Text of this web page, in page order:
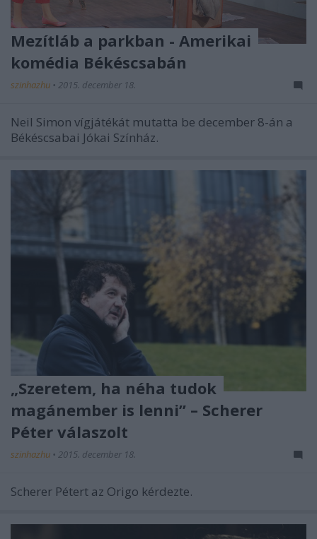
Mezítláb a parkban - Amerikai
komédia Békéscsabán
szinhazhu • 2015. december 18.
Neil Simon vígjátékát mutatta be december 8-án a
Békéscsabai Jókai Színház.
„Szeretem, ha néha tudok
magánember is lenni” – Scherer
Péter válaszolt
szinhazhu • 2015. december 18.
Scherer Pétert az Origo kérdezte.